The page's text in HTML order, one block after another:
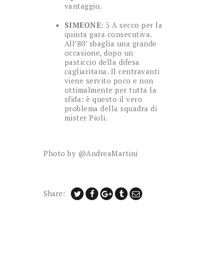
vantaggio.
SIMEONE: 5 A secco per la
quinta gara consecutiva.
All’80’ sbaglia una grande
occasione, dopo un
pasticcio della difesa
cagliaritana. Il centravanti
viene servito poco e non
ottimalmente per tutta la
sfida: è questo il vero
problema della squadra di
mister Pioli.
Photo by @AndreaMartini
Share: